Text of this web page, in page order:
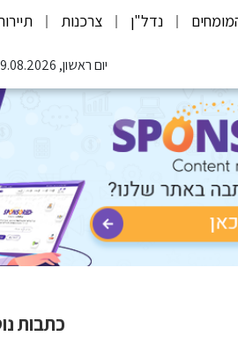
נדל"ן צרכנות
יום ראשון, 09.08.2026
כתבות